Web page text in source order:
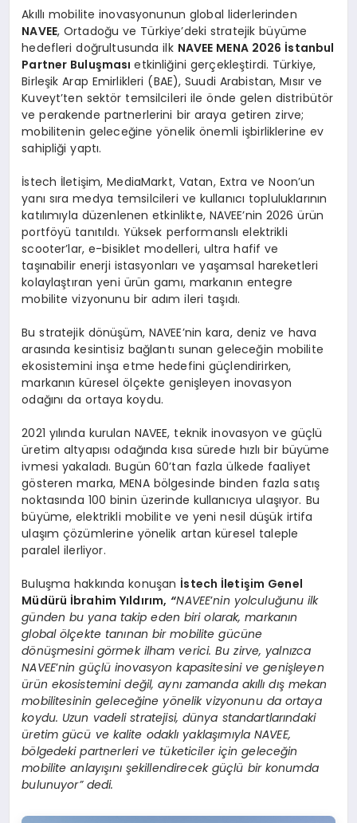
Akıllı mobilite inovasyonunun global liderlerinden
NAVEE, Ortadoğu ve Türkiye’deki stratejik büyüme
hedefleri doğrultusunda ilk NAVEE MENA 2026 İstanbul
Partner Buluşmasıetkinliğini gerçekleştirdi. Türkiye,
Birleşik Arap Emirlikleri (BAE), Suudi Arabistan, Mısır ve
Kuveyt’ten sektör temsilcileri ile önde gelen distribütör
ve perakende partnerlerini bir araya getiren zirve;
mobilitenin geleceğine yönelik önemli işbirliklerine ev
sahipliği yaptı.
İstech İletişim, MediaMarkt, Vatan, Extra ve Noon’un
yanı sıra medya temsilcileri ve kullanıcı topluluklarının
katılımıyla düzenlenen etkinlikte, NAVEE’nin 2026 ürün
portföyü tanıtıldı. Yüksek performanslı elektrikli
scooter’lar, e-bisiklet modelleri, ultra hafif ve
taşınabilir enerji istasyonları ve yaşamsal hareketleri
kolaylaştıran yeni ürün gamı, markanın entegre
mobilite vizyonunu bir adım ileri taşıdı.
Bu stratejik dönüşüm, NAVEE’nin kara, deniz ve hava
arasında kesintisiz bağlantı sunan geleceğin mobilite
ekosistemini inşa etme hedefini güçlendirirken,
markanın küresel ölçekte genişleyen inovasyon
odağını da ortaya koydu.
2021 yılında kurulan NAVEE, teknik inovasyon ve güçlü
üretim altyapısı odağında kısa sürede hızlı bir büyüme
ivmesi yakaladı. Bugün 60’tan fazla ülkede faaliyet
gösteren marka, MENA bölgesinde binden fazla satış
noktasında 100 binin üzerinde kullanıcıya ulaşıyor. Bu
büyüme, elektrikli mobilite ve yeni nesil düşük irtifa
ulaşım çözümlerine yönelik artan küresel taleple
paralel ilerliyor.
Buluşma hakkında konuşan İstech İletişim Genel
Müdürü İbrahim Yıldırım, “NAVEE’nin yolculuğunu ilk
günden bu yana takip eden biri olarak, markanın
globalölçekte tanınan bir mobilite gücüne
dönüşmesini görmek ilham verici. Bu zirve, yalnızca
NAVEE’nin güçlü inovasyon kapasitesini ve genişleyen
ürün ekosistemini değil, aynı zamanda akıllı dış mekan
mobilitesinin geleceğine yönelik vizyonunu da ortaya
koydu. Uzun vadeli stratejisi, dünya standartlarındaki
üretim gücü ve kalite odaklı yaklaşımıyla NAVEE,
bölgedeki partnerleri ve tüketiciler için geleceğin
mobilite anlayışını şekillendirecek güçlü bir konumda
bulunuyor” dedi.